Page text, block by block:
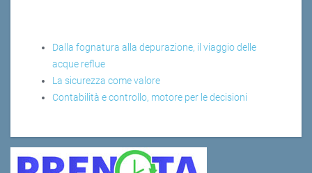
Dalla fognatura alla depurazione, il viaggio delle
acque reflue
La sicurezza come valore
Contabilità e controllo, motore per le decisioni